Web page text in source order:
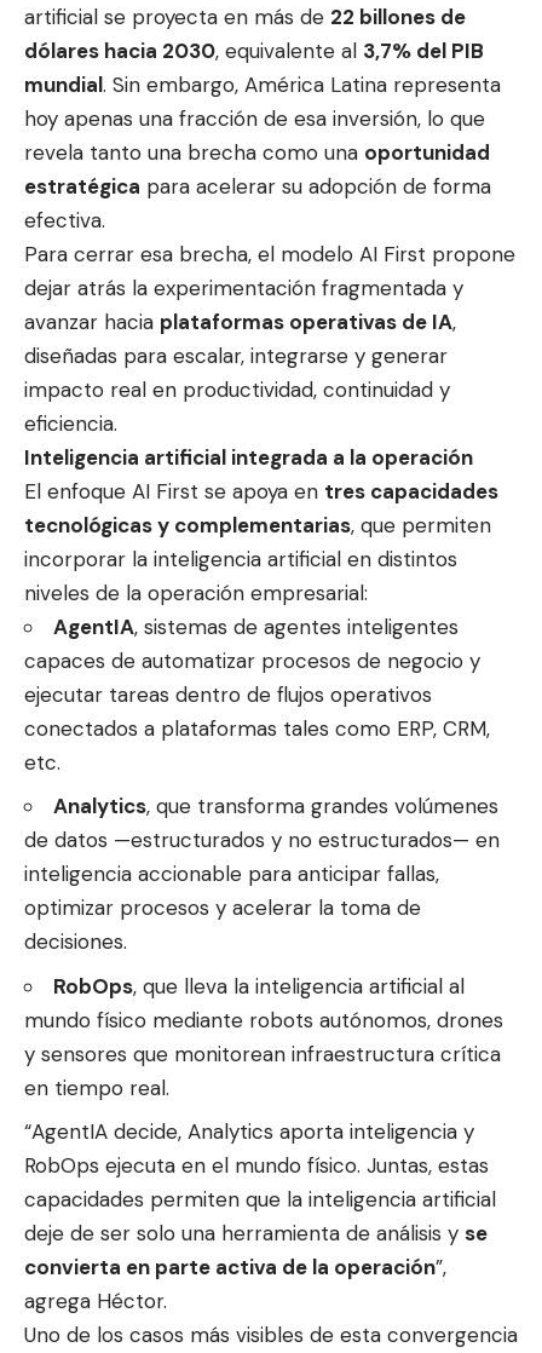
artificial se proyecta en más de 22 billones de
dólares hacia 2030, equivalente al 3,7% del PIB
mundial. Sin embargo, América Latina representa
hoy apenas una fracción de esa inversión, lo que
revela tanto una brecha como una oportunidad
estratégica para acelerar su adopción de forma
efectiva.
Para cerrar esa brecha, el modelo AI First propone
dejar atrás la experimentación fragmentada y
avanzar hacia plataformas operativas de IA,
diseñadas para escalar, integrarse y generar
impacto real en productividad, continuidad y
eficiencia.
Inteligencia artificial integrada a la operación
El enfoque AI First se apoya en tres capacidades
tecnológicas y complementarias, que permiten
incorporar la inteligencia artificial en distintos
niveles de la operación empresarial:
AgentIA, sistemas de agentes inteligentes
capaces de automatizar procesos de negocio y
ejecutar tareas dentro de flujos operativos
conectados a plataformas tales como ERP, CRM,
etc.
Analytics, que transforma grandes volúmenes
de datos —estructurados y no estructurados— en
inteligencia accionable para anticipar fallas,
optimizar procesos y acelerar la toma de
decisiones.
RobOps, que lleva la inteligencia artificial al
mundo físico mediante robots autónomos, drones
y sensores que monitorean infraestructura crítica
en tiempo real.
“AgentIA decide, Analytics aporta inteligencia y
RobOps ejecuta en el mundo físico. Juntas, estas
capacidades permiten que la inteligencia artificial
deje de ser solo una herramienta de análisis y se
convierta en parte activa de la operación”,
agrega Héctor.
Uno de los casos más visibles de esta convergencia